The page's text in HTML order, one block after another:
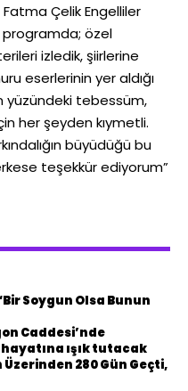
Çelik Engelliler
özel
izledik, şiirlerine
eserlerinin yer aldığı
yüzündeki tebessüm,
her şeyden kıymetli.
büyüdüğü bu
teşekkür ediyorum”
Soygun Olsa Bunun
Caddesi’nde
ışık tutacak
Üzerinden 280 Gün Geçti,